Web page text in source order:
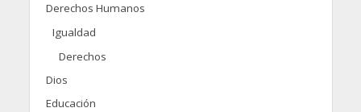
Derechos Humanos
Igualdad
Derechos
Dios
Educación